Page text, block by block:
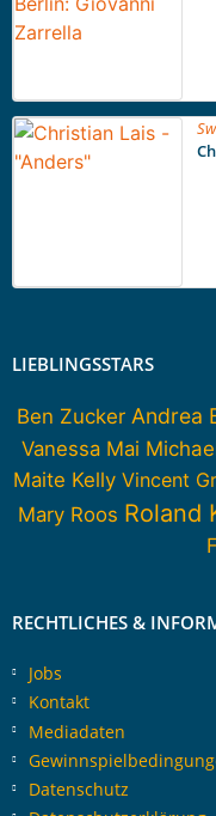
LIEBLINGSSTARS
Ben Zucker Andrea
Vanessa Mai
Maite Kelly Vincent
Mary Roos Roland
RECHTLICHES &
Jobs
Kontakt
Mediadaten
Datenschutz